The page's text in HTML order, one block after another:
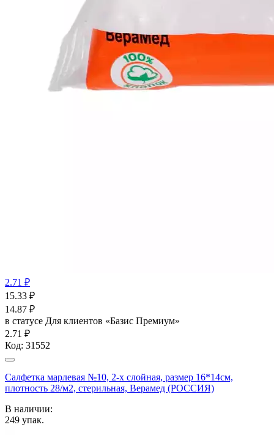
2.71 ₽
15.33 ₽
14.87 ₽
в статусе Для клиентов «Базис Премиум»
2.71 ₽
Код: 31552
Салфетка марлевая №10, 2-х слойная, размер 16*14см,
плотность 28/м2, стерильная, Верамед (РОССИЯ)
В наличии:
249 упак.